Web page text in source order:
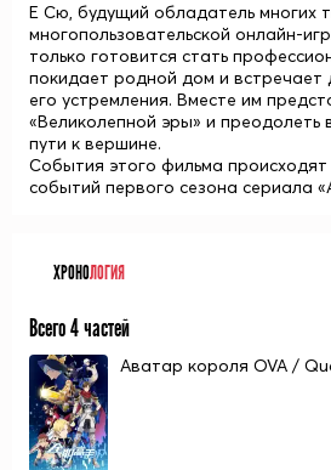
Е Сю, будущий обладатель многих
многопользовательской онлайн-
только готовится стать
покидает родной дом и встречает
его устремления. Вместе им
«Великолепной эры» и преодолеть
пути к вершине.
События этого фильма происходят
событий первого сезона сериала
ХРОНОЛОГИЯ
Всего 4 частей
Аватар короля OVA /